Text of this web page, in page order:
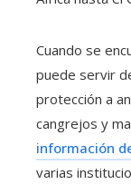
Cuando se
puede servir
protección a
cangrejos y
información
varias